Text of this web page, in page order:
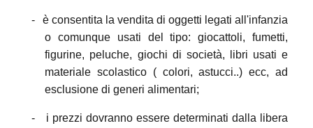
-
è consentita la vendita di oggetti legati all'infanzia
o comunque usati del tipo: giocattoli, fumetti,
figurine, peluche, giochi di società, libri usati e
materiale scolastico ( colori, astucci..) ecc, ad
esclusione di generi alimentari;
-
i prezzi dovranno essere determinati dalla libera